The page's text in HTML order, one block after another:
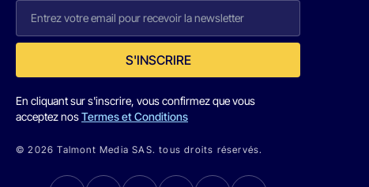
S'INSCRIRE
En cliquant sur s'inscrire, vous confirmez que vous
acceptez nosTermes et Conditions
© 2026 Talmont Media SAS. tous droits réservés.